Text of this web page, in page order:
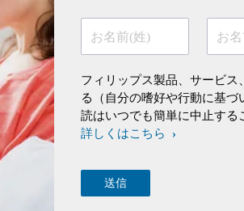
お名前(姓) お
フィリップス製品、サービ
る（自分の嗜好や行動に基
読はいつでも簡単に中止する
詳しくはこちら